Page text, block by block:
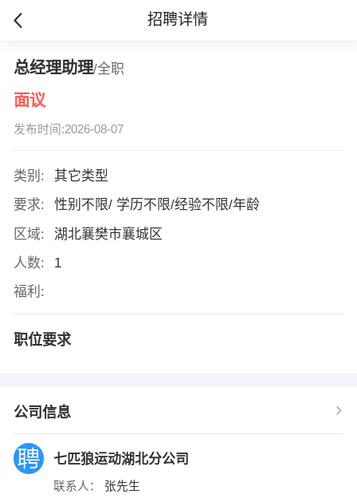
招聘详情
总经理助理/全职
面议
发布时间:2026-08-07
类别:
其它类型
要求:
性别不限/ 学历不限/经验不限/年龄
区域:
湖北襄樊市襄城区
人数:
1
福利:
职位要求
公司信息
七匹狼运动湖北分公司
联系人： 张先生